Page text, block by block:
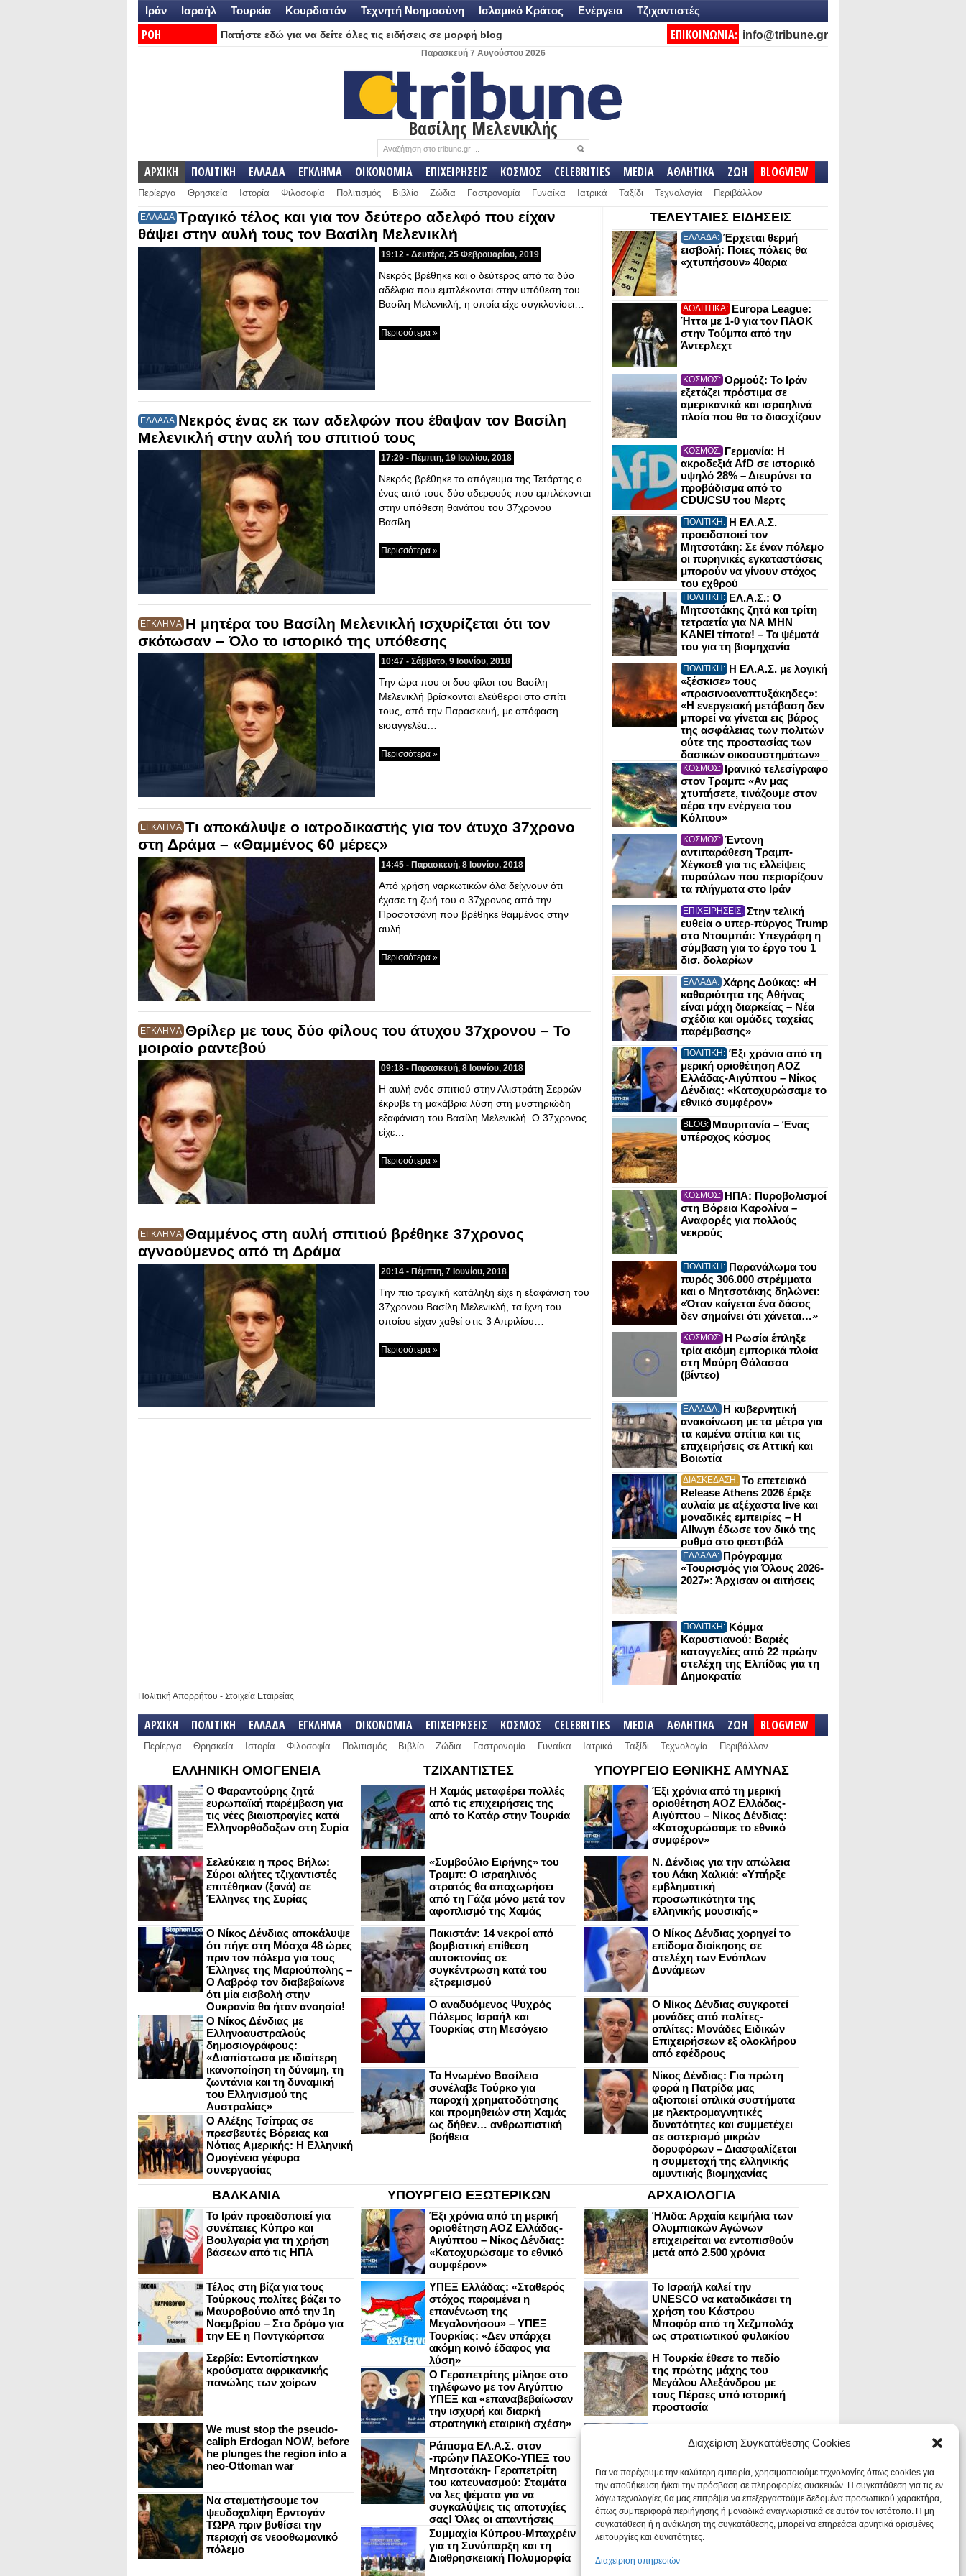
Διαχείριση Συγκατάθεσης Cookies
Για να παρέχουμε την καλύτερη εμπειρία, χρησιμοποιούμε τεχνολογίες όπως cookies για
την αποθήκευση ή/και την πρόσβαση σε πληροφορίες συσκευών. Η συγκατάθεση για τις εν
λόγω τεχνολογίες θα μας επιτρέψει να επεξεργαστούμε δεδομένα προσωπικού χαρακτήρα,
όπως συμπεριφορά περιήγησης ή μοναδικά αναγνωριστικά σε αυτόν τον ιστότοπο. Η μη
συγκατάθεση ή η ανάκληση της συγκατάθεσης, μπορεί να επηρεάσει αρνητικά ορισμένες
λειτουργίες και δυνατότητες.
Διαχείριση υπηρεσιών
Ιράν Ισραήλ Τουρκία Κουρδιστάν Τεχνητή Νοημοσύνη Ισλαμικό Κράτος Ενέργεια Τζιχαντιστές
ΡΟΗ
Πατήστε εδώ για να δείτε όλες τις ειδήσεις σε μορφή blog ΕΠΙΚΟΙΝΩΝΙΑ: info@tribune.gr
Παρασκευή 7 Αυγούστου 2026
Βασίλης Μελενικλής
ΑΡΧΙΚΗ ΠΟΛΙΤΙΚΗ ΕΛΛΑΔΑ ΕΓΚΛΗΜΑ ΟΙΚΟΝΟΜΙΑ ΕΠΙΧΕΙΡΗΣΕΙΣ ΚΟΣΜΟΣ CELEBRITIES MEDIA ΑΘΛΗΤΙΚΑ ΖΩΗ BLOGVIEW
Περίεργα Θρησκεία Ιστορία Φιλοσοφία Πολιτισμός Βιβλίο Ζώδια Γαστρονομία Γυναίκα Ιατρικά Ταξίδι Τεχνολογία Περιβάλλον
ΕΛΛΑΔΑ Τραγικό τέλος και για τον δεύτερο αδελφό που είχαν
θάψει στην αυλή τους τον Βασίλη Μελενικλή
19:12 - Δευτέρα, 25 Φεβρουαρίου, 2019
Νεκρός βρέθηκε και ο δεύτερος από τα δύο
αδέλφια που εμπλέκονται στην υπόθεση του
Βασίλη Μελενικλή, η οποία είχε συγκλονίσει…
Περισσότερα »
ΕΛΛΑΔΑ Νεκρός ένας εκ των αδελφών που έθαψαν τον Βασίλη
Μελενικλή στην αυλή του σπιτιού τους
17:29 - Πέμπτη, 19 Ιουλίου, 2018
Νεκρός βρέθηκε το απόγευμα της Τετάρτης ο
ένας από τους δύο αδερφούς που εμπλέκονται
στην υπόθεση θανάτου του 37χρονου
Βασίλη…
Περισσότερα »
ΕΓΚΛΗΜΑ Η μητέρα του Βασίλη Μελενικλή ισχυρίζεται ότι τον
σκότωσαν – Όλο το ιστορικό της υπόθεσης
10:47 - Σάββατο, 9 Ιουνίου, 2018
Την ώρα που οι δυο φίλοι του Βασίλη
Μελενικλή βρίσκονται ελεύθεροι στο σπίτι
τους, από την Παρασκευή, με απόφαση
εισαγγελέα…
Περισσότερα »
ΕΓΚΛΗΜΑ Τι αποκάλυψε ο ιατροδικαστής για τον άτυχο 37χρονο
στη Δράμα – «Θαμμένος 60 μέρες»
14:45 - Παρασκευή, 8 Ιουνίου, 2018
Από χρήση ναρκωτικών όλα δείχνουν ότι
έχασε τη ζωή του ο 37χρονος από την
Προσοτσάνη που βρέθηκε θαμμένος στην
αυλή…
Περισσότερα »
ΕΓΚΛΗΜΑ Θρίλερ με τους δύο φίλους του άτυχου 37χρονου – Το
μοιραίο ραντεβού
09:18 - Παρασκευή, 8 Ιουνίου, 2018
H αυλή ενός σπιτιού στην Αλιστράτη Σερρών
έκρυβε τη μακάβρια λύση στη μυστηριώδη
εξαφάνιση του Βασίλη Μελενικλή. Ο 37χρονος
είχε…
Περισσότερα »
ΕΓΚΛΗΜΑ Θαμμένος στη αυλή σπιτιού βρέθηκε 37χρονος
αγνοούμενος από τη Δράμα
20:14 - Πέμπτη, 7 Ιουνίου, 2018
Την πιο τραγική κατάληξη είχε η εξαφάνιση του
37χρονου Βασίλη Μελενικλή, τα ίχνη του
οποίου είχαν χαθεί στις 3 Απριλίου…
Περισσότερα »
ΤΕΛΕΥΤΑΙΕΣ ΕΙΔΗΣΕΙΣ
ΕΛΛΑΔΑ: Έρχεται θερμή
εισβολή: Ποιες πόλεις θα
«χτυπήσουν» 40αρια
ΑΘΛΗΤΙΚΑ: Europa League:
Ήττα με 1-0 για τον ΠΑΟΚ
στην Τούμπα από την
Άντερλεχτ
ΚΟΣΜΟΣ: Ορμούζ: Το Ιράν
εξετάζει πρόστιμα σε
αμερικανικά και ισραηλινά
πλοία που θα το διασχίζουν
ΚΟΣΜΟΣ: Γερμανία: Η
ακροδεξιά AfD σε ιστορικό
υψηλό 28% – Διευρύνει το
προβάδισμα από το
CDU/CSU του Μερτς
ΠΟΛΙΤΙΚΗ: Η ΕΛ.Α.Σ.
προειδοποιεί τον
Μητσοτάκη: Σε έναν πόλεμο
οι πυρηνικές εγκαταστάσεις
μπορούν να γίνουν στόχος
του εχθρού
ΠΟΛΙΤΙΚΗ: ΕΛ.Α.Σ.: Ο
Μητσοτάκης ζητά και τρίτη
τετραετία για ΝΑ ΜΗΝ
ΚΑΝΕΙ τίποτα! – Τα ψέματά
του για τη βιομηχανία
ΠΟΛΙΤΙΚΗ: Η ΕΛ.Α.Σ. με λογική
«ξέσκισε» τους
«πρασινοαναπτυξάκηδες»:
«Η ενεργειακή μετάβαση δεν
μπορεί να γίνεται εις βάρος
της ασφάλειας των πολιτών
ούτε της προστασίας των
δασικών οικοσυστημάτων»
ΚΟΣΜΟΣ: Ιρανικό τελεσίγραφο
στον Τραμπ: «Αν μας
χτυπήσετε, τινάζουμε στον
αέρα την ενέργεια του
Κόλπου»
ΚΟΣΜΟΣ: Έντονη
αντιπαράθεση Τραμπ-
Χέγκσεθ για τις ελλείψεις
πυραύλων που περιορίζουν
τα πλήγματα στο Ιράν
ΕΠΙΧΕΙΡΗΣΕΙΣ: Στην τελική
ευθεία ο υπερ-πύργος Trump
στο Ντουμπάι: Υπεγράφη η
σύμβαση για το έργο του 1
δισ. δολαρίων
ΕΛΛΑΔΑ: Χάρης Δούκας: «Η
καθαριότητα της Αθήνας
είναι μάχη διαρκείας – Νέα
σχέδια και ομάδες ταχείας
παρέμβασης»
ΠΟΛΙΤΙΚΗ: Έξι χρόνια από τη
μερική οριοθέτηση ΑΟΖ
Ελλάδας-Αιγύπτου – Νίκος
Δένδιας: «Κατοχυρώσαμε το
εθνικό συμφέρον»
BLOG: Μαυριτανία – Ένας
υπέροχος κόσμος
ΚΟΣΜΟΣ: ΗΠΑ: Πυροβολισμοί
στη Βόρεια Καρολίνα –
Αναφορές για πολλούς
νεκρούς
ΠΟΛΙΤΙΚΗ: Παρανάλωμα του
πυρός 306.000 στρέμματα
και ο Μητσοτάκης δηλώνει:
«Όταν καίγεται ένα δάσος
δεν σημαίνει ότι χάνεται…»
ΚΟΣΜΟΣ: Η Ρωσία έπληξε
τρία ακόμη εμπορικά πλοία
στη Μαύρη Θάλασσα
(βίντεο)
ΕΛΛΑΔΑ: Η κυβερνητική
ανακοίνωση με τα μέτρα για
τα καμένα σπίτια και τις
επιχειρήσεις σε Αττική και
Βοιωτία
ΔΙΑΣΚΕΔΑΣΗ: Το επετειακό
Release Athens 2026 έριξε
αυλαία με αξέχαστα live και
μοναδικές εμπειρίες – Η
Allwyn έδωσε τον δικό της
ρυθμό στο φεστιβάλ
ΕΛΛΑΔΑ: Πρόγραμμα
«Τουρισμός για Όλους 2026-
2027»: Άρχισαν οι αιτήσεις
ΠΟΛΙΤΙΚΗ: Κόμμα
Καρυστιανού: Βαριές
καταγγελίες από 22 πρώην
στελέχη της Ελπίδας για τη
Δημοκρατία
Πολιτική Απορρήτου - Στοιχεία Εταιρείας
ΑΡΧΙΚΗ ΠΟΛΙΤΙΚΗ ΕΛΛΑΔΑ ΕΓΚΛΗΜΑ ΟΙΚΟΝΟΜΙΑ ΕΠΙΧΕΙΡΗΣΕΙΣ ΚΟΣΜΟΣ CELEBRITIES MEDIA ΑΘΛΗΤΙΚΑ ΖΩΗ BLOGVIEW
Περίεργα Θρησκεία Ιστορία Φιλοσοφία Πολιτισμός Βιβλίο Ζώδια Γαστρονομία Γυναίκα Ιατρικά Ταξίδι Τεχνολογία Περιβάλλον
ΕΛΛΗΝΙΚΗ ΟΜΟΓΕΝΕΙΑ
Ο Φαραντούρης ζητά
ευρωπαϊκή παρέμβαση για
τις νέες βιαιοπραγίες κατά
Ελληνορθόδοξων στη Συρία
Σελεύκεια η προς Βήλω:
Σύροι αλήτες τζιχαντιστές
επιτέθηκαν (ξανά) σε
Έλληνες της Συρίας
Ο Νίκος Δένδιας αποκάλυψε
ότι πήγε στη Μόσχα 48 ώρες
πριν τον πόλεμο για τους
Έλληνες της Μαριούπολης –
Ο Λαβρόφ τον διαβεβαίωνε
ότι μία εισβολή στην
Ουκρανία θα ήταν ανοησία!
Ο Νίκος Δένδιας με
Ελληνοαυστραλούς
δημοσιογράφους:
«Διαπίστωσα με ιδιαίτερη
ικανοποίηση τη δύναμη, τη
ζωντάνια και τη δυναμική
του Ελληνισμού της
Αυστραλίας»
Ο Αλέξης Τσίπρας σε
πρεσβευτές Βόρειας και
Νότιας Αμερικής: Η Ελληνική
Ομογένεια γέφυρα
συνεργασίας
ΤΖΙΧΑΝΤΙΣΤΕΣ
Η Χαμάς μεταφέρει πολλές
από τις επιχειρήσεις της
από το Κατάρ στην Τουρκία
«Συμβούλιο Ειρήνης» του
Τραμπ: Ο ισραηλινός
στρατός θα αποχωρήσει
από τη Γάζα μόνο μετά τον
αφοπλισμό της Χαμάς
Πακιστάν: 14 νεκροί από
βομβιστική επίθεση
αυτοκτονίας σε
συγκέντρωση κατά του
εξτρεμισμού
Ο αναδυόμενος Ψυχρός
Πόλεμος Ισραήλ και
Τουρκίας στη Μεσόγειο
Το Ηνωμένο Βασίλειο
συνέλαβε Τούρκο για
παροχή χρηματοδότησης
και προμηθειών στη Χαμάς
ως δήθεν… ανθρωπιστική
βοήθεια
ΥΠΟΥΡΓΕΙΟ ΕΘΝΙΚΗΣ ΑΜΥΝΑΣ
Έξι χρόνια από τη μερική
οριοθέτηση ΑΟΖ Ελλάδας-
Αιγύπτου – Νίκος Δένδιας:
«Κατοχυρώσαμε το εθνικό
συμφέρον»
Ν. Δένδιας για την απώλεια
του Λάκη Χαλκιά: «Υπήρξε
εμβληματική
προσωπικότητα της
ελληνικής μουσικής»
Ο Νίκος Δένδιας χορηγεί το
επίδομα διοίκησης σε
στελέχη των Ενόπλων
Δυνάμεων
Ο Νίκος Δένδιας συγκροτεί
μονάδες από πολίτες-
οπλίτες: Μονάδες Ειδικών
Επιχειρήσεων εξ ολοκλήρου
από εφέδρους
Νίκος Δένδιας: Για πρώτη
φορά η Πατρίδα μας
αξιοποιεί οπλικά συστήματα
με ηλεκτρομαγνητικές
δυνατότητες και συμμετέχει
σε αστερισμό μικρών
δορυφόρων – Διασφαλίζεται
η συμμετοχή της ελληνικής
αμυντικής βιομηχανίας
ΒΑΛΚΑΝΙΑ
Το Ιράν προειδοποιεί για
συνέπειες Κύπρο και
Βουλγαρία για τη χρήση
βάσεων από τις ΗΠΑ
Τέλος στη βίζα για τους
Τούρκους πολίτες βάζει το
Μαυροβούνιο από την 1η
Νοεμβρίου – Στο δρόμο για
την ΕΕ η Ποντγκόριτσα
Σερβία: Εντοπίστηκαν
κρούσματα αφρικανικής
πανώλης των χοίρων
We must stop the pseudo-
caliph Erdogan NOW, before
he plunges the region into a
neo-Ottoman war
Να σταματήσουμε τον
ψευδοχαλίφη Ερντογάν
ΤΩΡΑ πριν βυθίσει την
περιοχή σε νεοοθωμανικό
πόλεμο
ΥΠΟΥΡΓΕΙΟ ΕΞΩΤΕΡΙΚΩΝ
Έξι χρόνια από τη μερική
οριοθέτηση ΑΟΖ Ελλάδας-
Αιγύπτου – Νίκος Δένδιας:
«Κατοχυρώσαμε το εθνικό
συμφέρον»
ΥΠΕΞ Ελλάδας: «Σταθερός
στόχος παραμένει η
επανένωση της
Μεγαλονήσου» – ΥΠΕΞ
Τουρκίας: «Δεν υπάρχει
ακόμη κοινό έδαφος για
λύση»
Ο Γεραπετρίτης μίλησε στο
τηλέφωνο με τον Αιγύπτιο
ΥΠΕΞ και «επαναβεβαίωσαν
την ισχυρή και διαρκή
στρατηγική εταιρική σχέση»
Ράπισμα ΕΛ.Α.Σ. στον
-πρώην ΠΑΣΟΚο-ΥΠΕΞ του
Μητσοτάκη- Γεραπετρίτη
του κατευνασμού: Σταμάτα
να λες ψέματα για να
συγκαλύψεις τις αποτυχίες
σας! Όλες οι απαντήσεις
Συμμαχία Κύπρου-Μπαχρέιν
για τη Συνύπαρξη και τη
Διαθρησκειακή Πολυμορφία
ΑΡΧΑΙΟΛΟΓΙΑ
Ήλιδα: Αρχαία κειμήλια των
Ολυμπιακών Αγώνων
επιχειρείται να εντοπισθούν
μετά από 2.500 χρόνια
Το Ισραήλ καλεί την
UNESCO να καταδικάσει τη
χρήση του Κάστρου
Μποφόρ από τη Χεζμπολάχ
ως στρατιωτικού φυλακίου
Η Τουρκία έθεσε το πεδίο
της πρώτης μάχης του
Μεγάλου Αλεξάνδρου με
τους Πέρσες υπό ιστορική
προστασία
ανακτόρου στην
στο Παλάτι των Δεσποτών
Οι Νεάντερταλ έκαναν
οδοντιατρικές επεμβάσεις σε
χαλασμένα δόντια, σύμφωνα
με ευρήματα